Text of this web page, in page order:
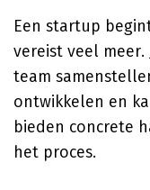
Een startup
vereist veel meer.
team
ontwikkelen en
bieden concrete
het proces.